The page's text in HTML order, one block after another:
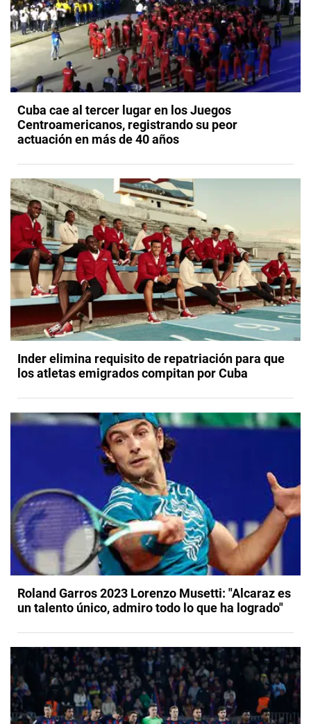
Cuba cae al tercer lugar en los Juegos
Centroamericanos, registrando su peor
actuación en más de 40 años
Inder elimina requisito de repatriación para que
los atletas emigrados compitan por Cuba
Roland Garros 2023 Lorenzo Musetti: "Alcaraz es
un talento único, admiro todo lo que ha logrado"